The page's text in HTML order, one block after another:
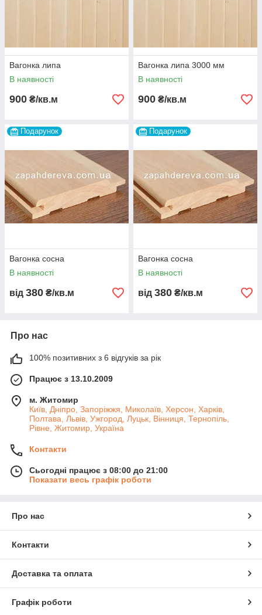
Вагонка липа
В наявності
900 ₴/кв.м
Вагонка липа 3000 мм
В наявності
900 ₴/кв.м
Подарунок
Вагонка сосна
В наявності
від 380 ₴/кв.м
Подарунок
Вагонка сосна
В наявності
від 380 ₴/кв.м
Про нас
100% позитивних з 6 відгуків за рік
Працює з 13.10.2009
м. Житомир
Київ, Дніпро, Запоріжжя, Миколаїв, Херсон, Харків,
Полтава, Львів, Ужгород, Луцьк, Вінниця, Тернопіль,
Рівне, Житомир, Україна
Контакти
Сьогодні працює з 08:00 до 21:00
Показати весь графік роботи
Про нас
Контакти
Доставка та оплата
Графік роботи